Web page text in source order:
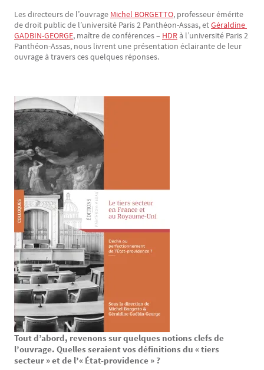
Les directeurs de l’ouvrage Michel BORGETTO, professeur émérite
de droit public de l’université Paris 2 Panthéon-Assas, etGéraldine
GADBIN-GEORGE, maître de conférences – HDR à l’université Paris 2
Panthéon-Assas, nous livrent une présentation éclairante de leur
ouvrage à travers ces quelques réponses.
Texte
Tout d’abord, revenons sur quelques notions clefs de
l’ouvrage. Quelles seraient vos définitions du « tiers
secteur » et de l’« État-providence » ?